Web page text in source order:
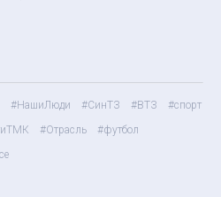
#НашиЛюди #СинТЗ #ВТЗ
#спорт
#Отрасль
#футбол